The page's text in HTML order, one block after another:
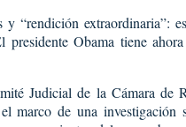
“rendición extraordinaria”:
presidente Obama tiene
Judicial de la Cámara de
marco de una investigación